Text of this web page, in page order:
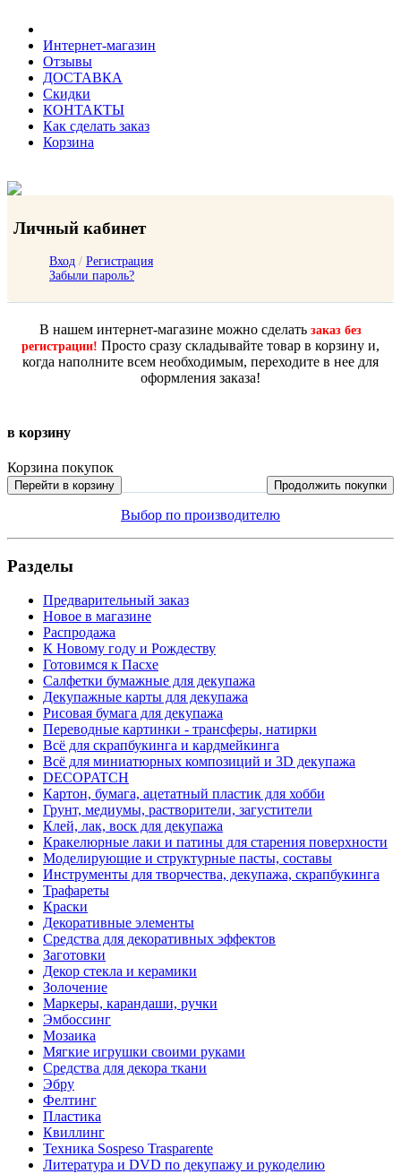
Интернет-магазин
Отзывы
ДОСТАВКА
Скидки
КОНТАКТЫ
Как сделать заказ
Корзина
Личный кабинет
Вход / Регистрация
Забыли пароль?
В нашем интернет-магазине можно сделать заказ без
регистрации! Просто сразу складывайте товар в корзину и,
когда наполните всем необходимым, переходите в нее для
оформления заказа!
в корзину
Корзина покупок
Перейти в корзину Продолжить покупки
Выбор по производителю
Разделы
Предварительный заказ
Новое в магазине
Распродажа
К Новому году и Рождеству
Готовимся к Пасхе
Салфетки бумажные для декупажа
Декупажные карты для декупажа
Рисовая бумага для декупажа
Переводные картинки - трансферы, натирки
Всё для скрапбукинга и кардмейкинга
Всё для миниатюрных композиций и 3D декупажа
DECOPATCH
Картон, бумага, ацетатный пластик для хобби
Грунт, медиумы, растворители, загустители
Клей, лак, воск для декупажа
Кракелюрные лаки и патины для старения поверхности
Моделирующие и структурные пасты, составы
Инструменты для творчества, декупажа, скрапбукинга
Трафареты
Краски
Декоративные элементы
Средства для декоративных эффектов
Заготовки
Декор стекла и керамики
Золочение
Маркеры, карандаши, ручки
Эмбоссинг
Мозаика
Мягкие игрушки своими руками
Средства для декора ткани
Эбру
Фелтинг
Пластика
Квиллинг
Техника Sospeso Trasparente
Литература и DVD по декупажу и рукоделию